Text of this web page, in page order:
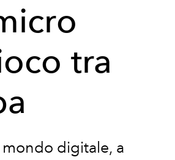
tra
digitale, a